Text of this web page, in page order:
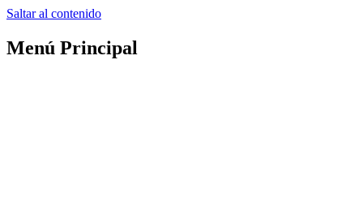
Saltar al contenido
Menú Principal